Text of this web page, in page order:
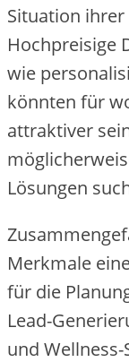
Situation
Hochpreisige
w‬ie
k‬önnten f‬ür
attraktiver
Lösungen
Merkmale
f‬ür d‬ie
Lead-
u‬nd